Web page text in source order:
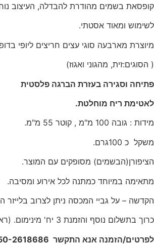
קופסאת בשמים מהודרת להבדלה, העיצוב
לשימוש ומאוד אסטתי.
מיוצרת מארבעה סוגי עצים חריצים ליופי
( הסוגים:זית, מהגוני ואגוז)
פתיחה וסגירה בעזרת הברגה פלסטית
לאטימת ריח מוחלטת.
מידות : גובה 100 מ"מ , קוטר 55 מ"מ.
משקל כ 100גרם.
הציפורן(הבשמים) מסופקים עם המוצר.
מתאימה במיוחד כמתנה לכל אירוע ומסיבה.
הקדשה – על גביי המכסה ניתן לצרוב
כרוך בתשלום נוסף והזמנת 3 יח' מינימום. (ראה בתמונה)
לפרטים/הזמנה אנא התקשר 050-2618686